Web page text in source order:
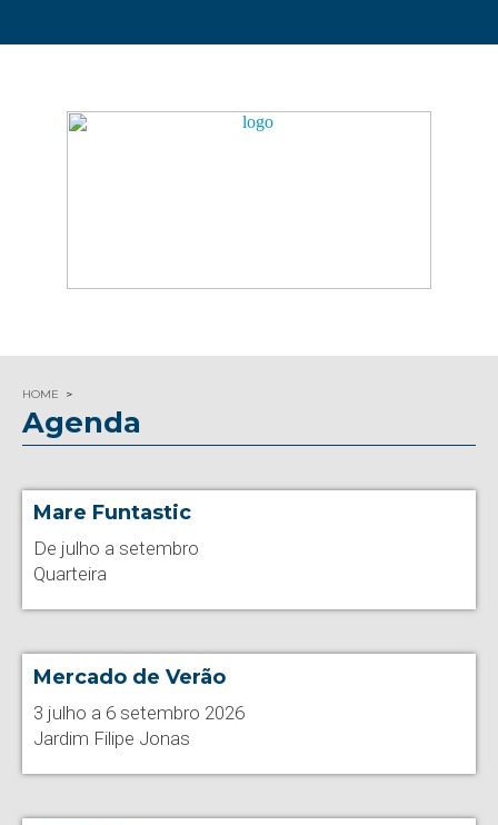
HOME
Agenda
Mare Funtastic
De julho a setembro
Quarteira
Mercado de Verão
3 julho a 6 setembro 2026
Jardim Filipe Jonas